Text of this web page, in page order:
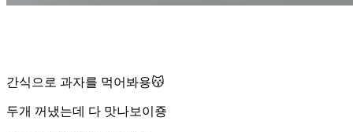
간식으로 과자를 먹어봐용😽
두개 꺼냈는데 다 맛나보이죵